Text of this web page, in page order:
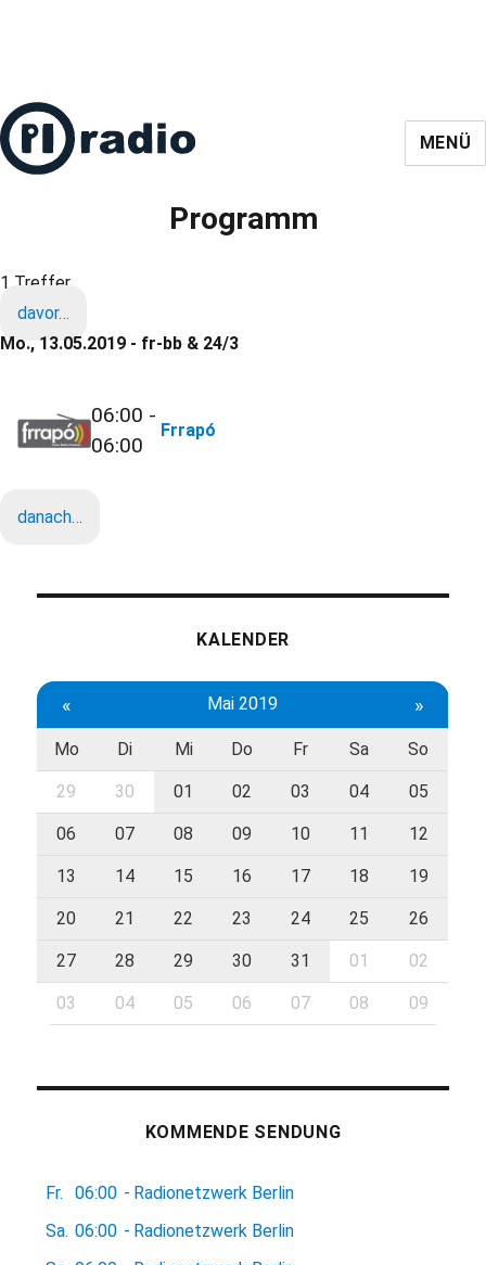
MENÜ
Programm
1 Treffer
davor…
Mo., 13.05.2019 - fr-bb & 24/3
06:00 -
06:00
Frrapó
danach…
KALENDER
« Mai 2019 »
Mo Di Mi Do Fr Sa So
29 30 01 02 03 04 05
06 07 08 09 10 11 12
13 14 15 16 17 18 19
20 21 22 23 24 25 26
27 28 29 30 31 01 02
03 04 05 06 07 08 09
KOMMENDE SENDUNG
Fr. 06:00 - Radionetzwerk Berlin
Sa. 06:00 - Radionetzwerk Berlin